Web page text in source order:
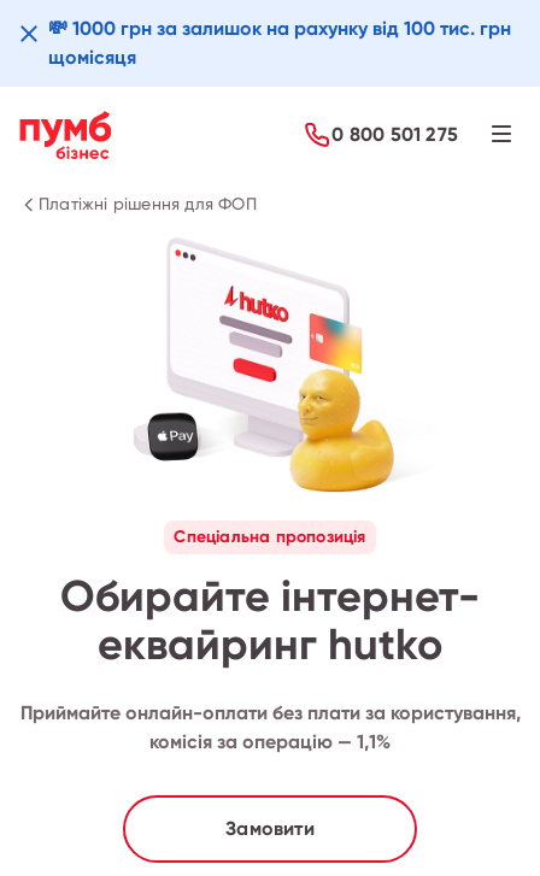
💸 1000 грн за залишок на рахунку від 100 тис. грн
щомісяця
Детальніше
0 800 501 275
Платіжні рішення для ФОП
Спеціальна пропозиція
Обирайте інтернет-
еквайринг hutko
Приймайте онлайн-оплати без плати за користування,
комісія за операцію — 1,1%
Замовити